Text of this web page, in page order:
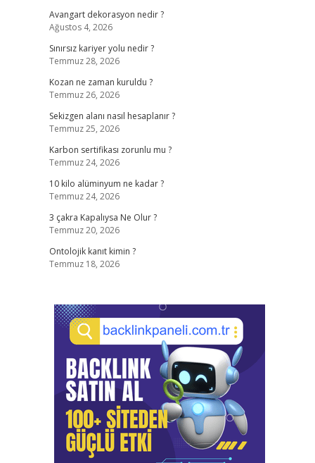
Avangart dekorasyon nedir ?
Ağustos 4, 2026
Sınırsız kariyer yolu nedir ?
Temmuz 28, 2026
Kozan ne zaman kuruldu ?
Temmuz 26, 2026
Sekizgen alanı nasıl hesaplanır ?
Temmuz 25, 2026
Karbon sertifikası zorunlu mu ?
Temmuz 24, 2026
10 kilo alüminyum ne kadar ?
Temmuz 24, 2026
3 çakra Kapalıysa Ne Olur ?
Temmuz 20, 2026
Ontolojik kanıt kimin ?
Temmuz 18, 2026